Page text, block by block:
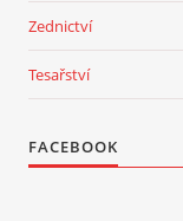
Zednictví
Tesařství
FACEBOOK